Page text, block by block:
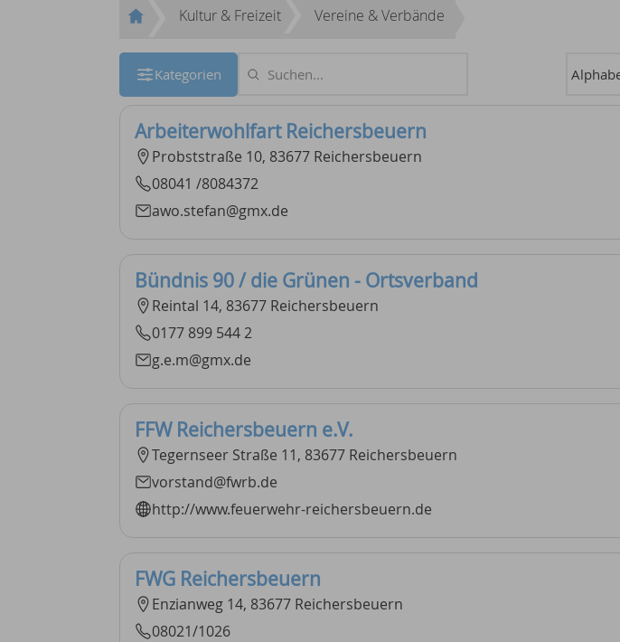
Kultur & Freizeit Vereine & Verbände
Kategorien
Arbeiterwohlfart Reichersbeuern
Probststraße 10, 83677 Reichersbeuern
08041 /8084372
awo.stefan@gmx.de
Bündnis 90 / die Grünen - Ortsverband
Reintal 14, 83677 Reichersbeuern
0177 899 544 2
g.e.m@gmx.de
FFW Reichersbeuern e.V.
Tegernseer Straße 11, 83677 Reichersbeuern
vorstand@fwrb.de
http://www.feuerwehr-reichersbeuern.de
FWG Reichersbeuern
Enzianweg 14, 83677 Reichersbeuern
08021/1026